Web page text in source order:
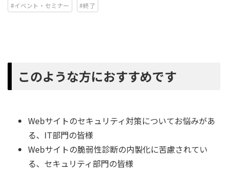
#イベント・セミナー #終了
このような方におすすめです
Webサイトのセキュリティ対策についてお悩みがあ
る、IT部門の皆様
Webサイトの脆弱性診断の内製化に苦慮されてい
る、セキュリティ部門の皆様